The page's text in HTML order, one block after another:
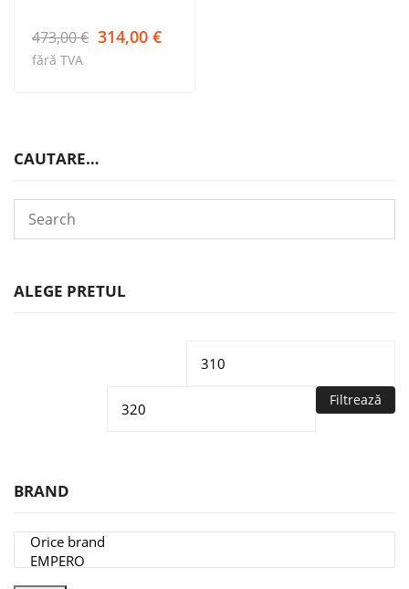
473,00€ Prețul
inițial
314,00 €Prețul
fără TVA
CAUTARE…
ALEGE PRETUL
Preț
Filtrează
BRAND